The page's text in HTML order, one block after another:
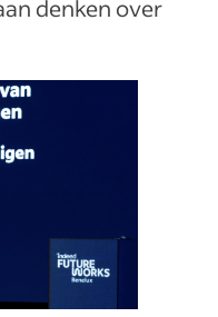
denken over